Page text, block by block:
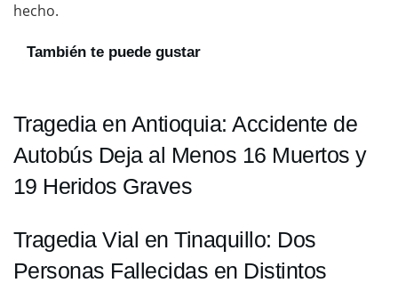
hecho.
También te puede gustar
Tragedia en Antioquia: Accidente de
Autobús Deja al Menos 16 Muertos y
19 Heridos Graves
Tragedia Vial en Tinaquillo: Dos
Personas Fallecidas en Distintos